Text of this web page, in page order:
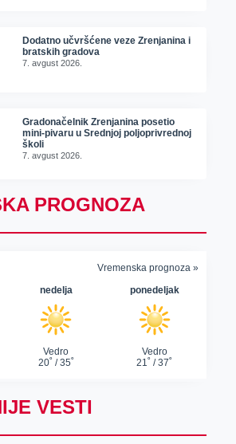
Dodatno učvršćene veze Zrenjanina i
bratskih gradova
7. avgust 2026.
Gradonačelnik Zrenjanina posetio
mini-pivaru u Srednjoj poljoprivrednoj
školi
7. avgust 2026.
PROGNOZA
VESTI